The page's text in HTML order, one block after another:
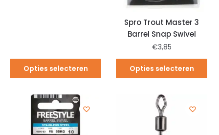
Opties selecteren
Spro Trout Master 3
Barrel Snap Swivel
€3,85
Opties selecteren